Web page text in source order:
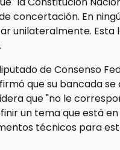
concertación. En
unilateralmente. Esta
de Consenso
que su bancada
que "no le
un tema que está
técnicos para